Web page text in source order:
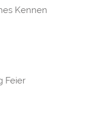
Kennen
Feier